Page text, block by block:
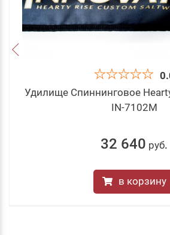
Удилище Спиннинговое
IN-7102M
32 640 руб.
в корзину